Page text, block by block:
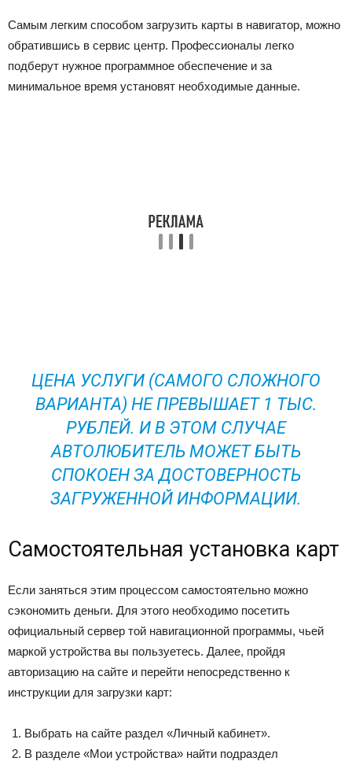
Самым легким способом загрузить карты в навигатор, можно
обратившись в сервис центр. Профессионалы легко
подберут нужное программное обеспечение и за
минимальное время установят необходимые данные.
ЦЕНА УСЛУГИ (САМОГО СЛОЖНОГО
ВАРИАНТА) НЕ ПРЕВЫШАЕТ 1 ТЫС.
РУБЛЕЙ. И В ЭТОМ СЛУЧАЕ
АВТОЛЮБИТЕЛЬ МОЖЕТ БЫТЬ
СПОКОЕН ЗА ДОСТОВЕРНОСТЬ
ЗАГРУЖЕННОЙ ИНФОРМАЦИИ.
Самостоятельная установка карт
Если заняться этим процессом самостоятельно можно
сэкономить деньги. Для этого необходимо посетить
официальный сервер той навигационной программы, чьей
маркой устройства вы пользуетесь. Далее, пройдя
авторизацию на сайте и перейти непосредственно к
инструкции для загрузки карт:
Выбрать на сайте раздел «Личный кабинет».
В разделе «Мои устройства» найти подраздел